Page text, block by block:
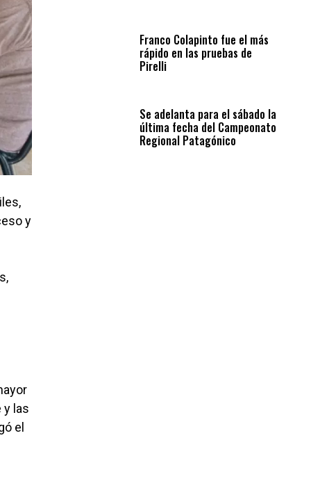
y
y las
el
Franco Colapinto fue el más
rápido en las pruebas de
Pirelli
Se adelanta para el sábado la
última fecha del Campeonato
Regional Patagónico